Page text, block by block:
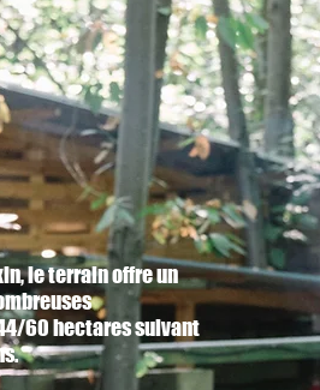
le terrain offre un
60 hectares suivant